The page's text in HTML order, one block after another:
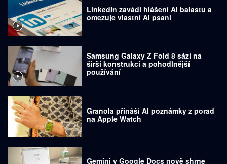
LinkedIn zavádí hlášení AI balastu a
omezuje vlastní AI psaní
Samsung Galaxy Z Fold 8 sází na
širší konstrukci a pohodlnější
používání
Granola přináší AI poznámky z porad
na Apple Watch
Gemini v Google Docs nově shrne